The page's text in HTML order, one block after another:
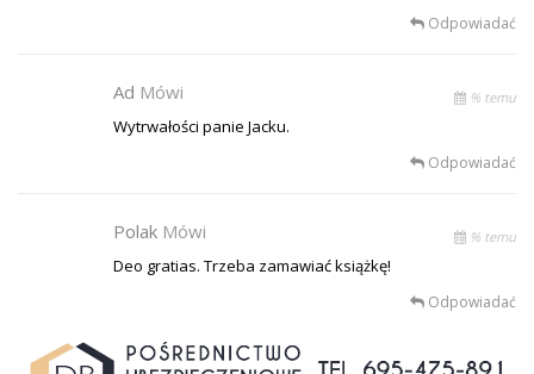
Odpowiadać
Ad Mówi % temu
Wytrwałości panie Jacku.
Odpowiadać
Polak Mówi % temu
Deo gratias. Trzeba zamawiać książkę!
Odpowiadać